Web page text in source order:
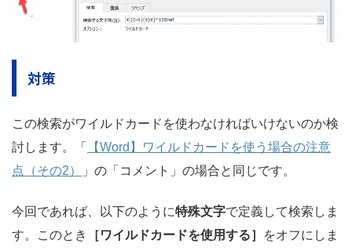
対策
この検索がワイルドカードを使わなければいけないのか検
討します。「
【Word】ワイルドカードを使う場合の注意
点（その2）
」の「コメント」の場合と同じです。
今回であれば、以下のように特殊文字で定義して検索しま
す。このとき
［ワイルドカードを使用する］
をオフにしま